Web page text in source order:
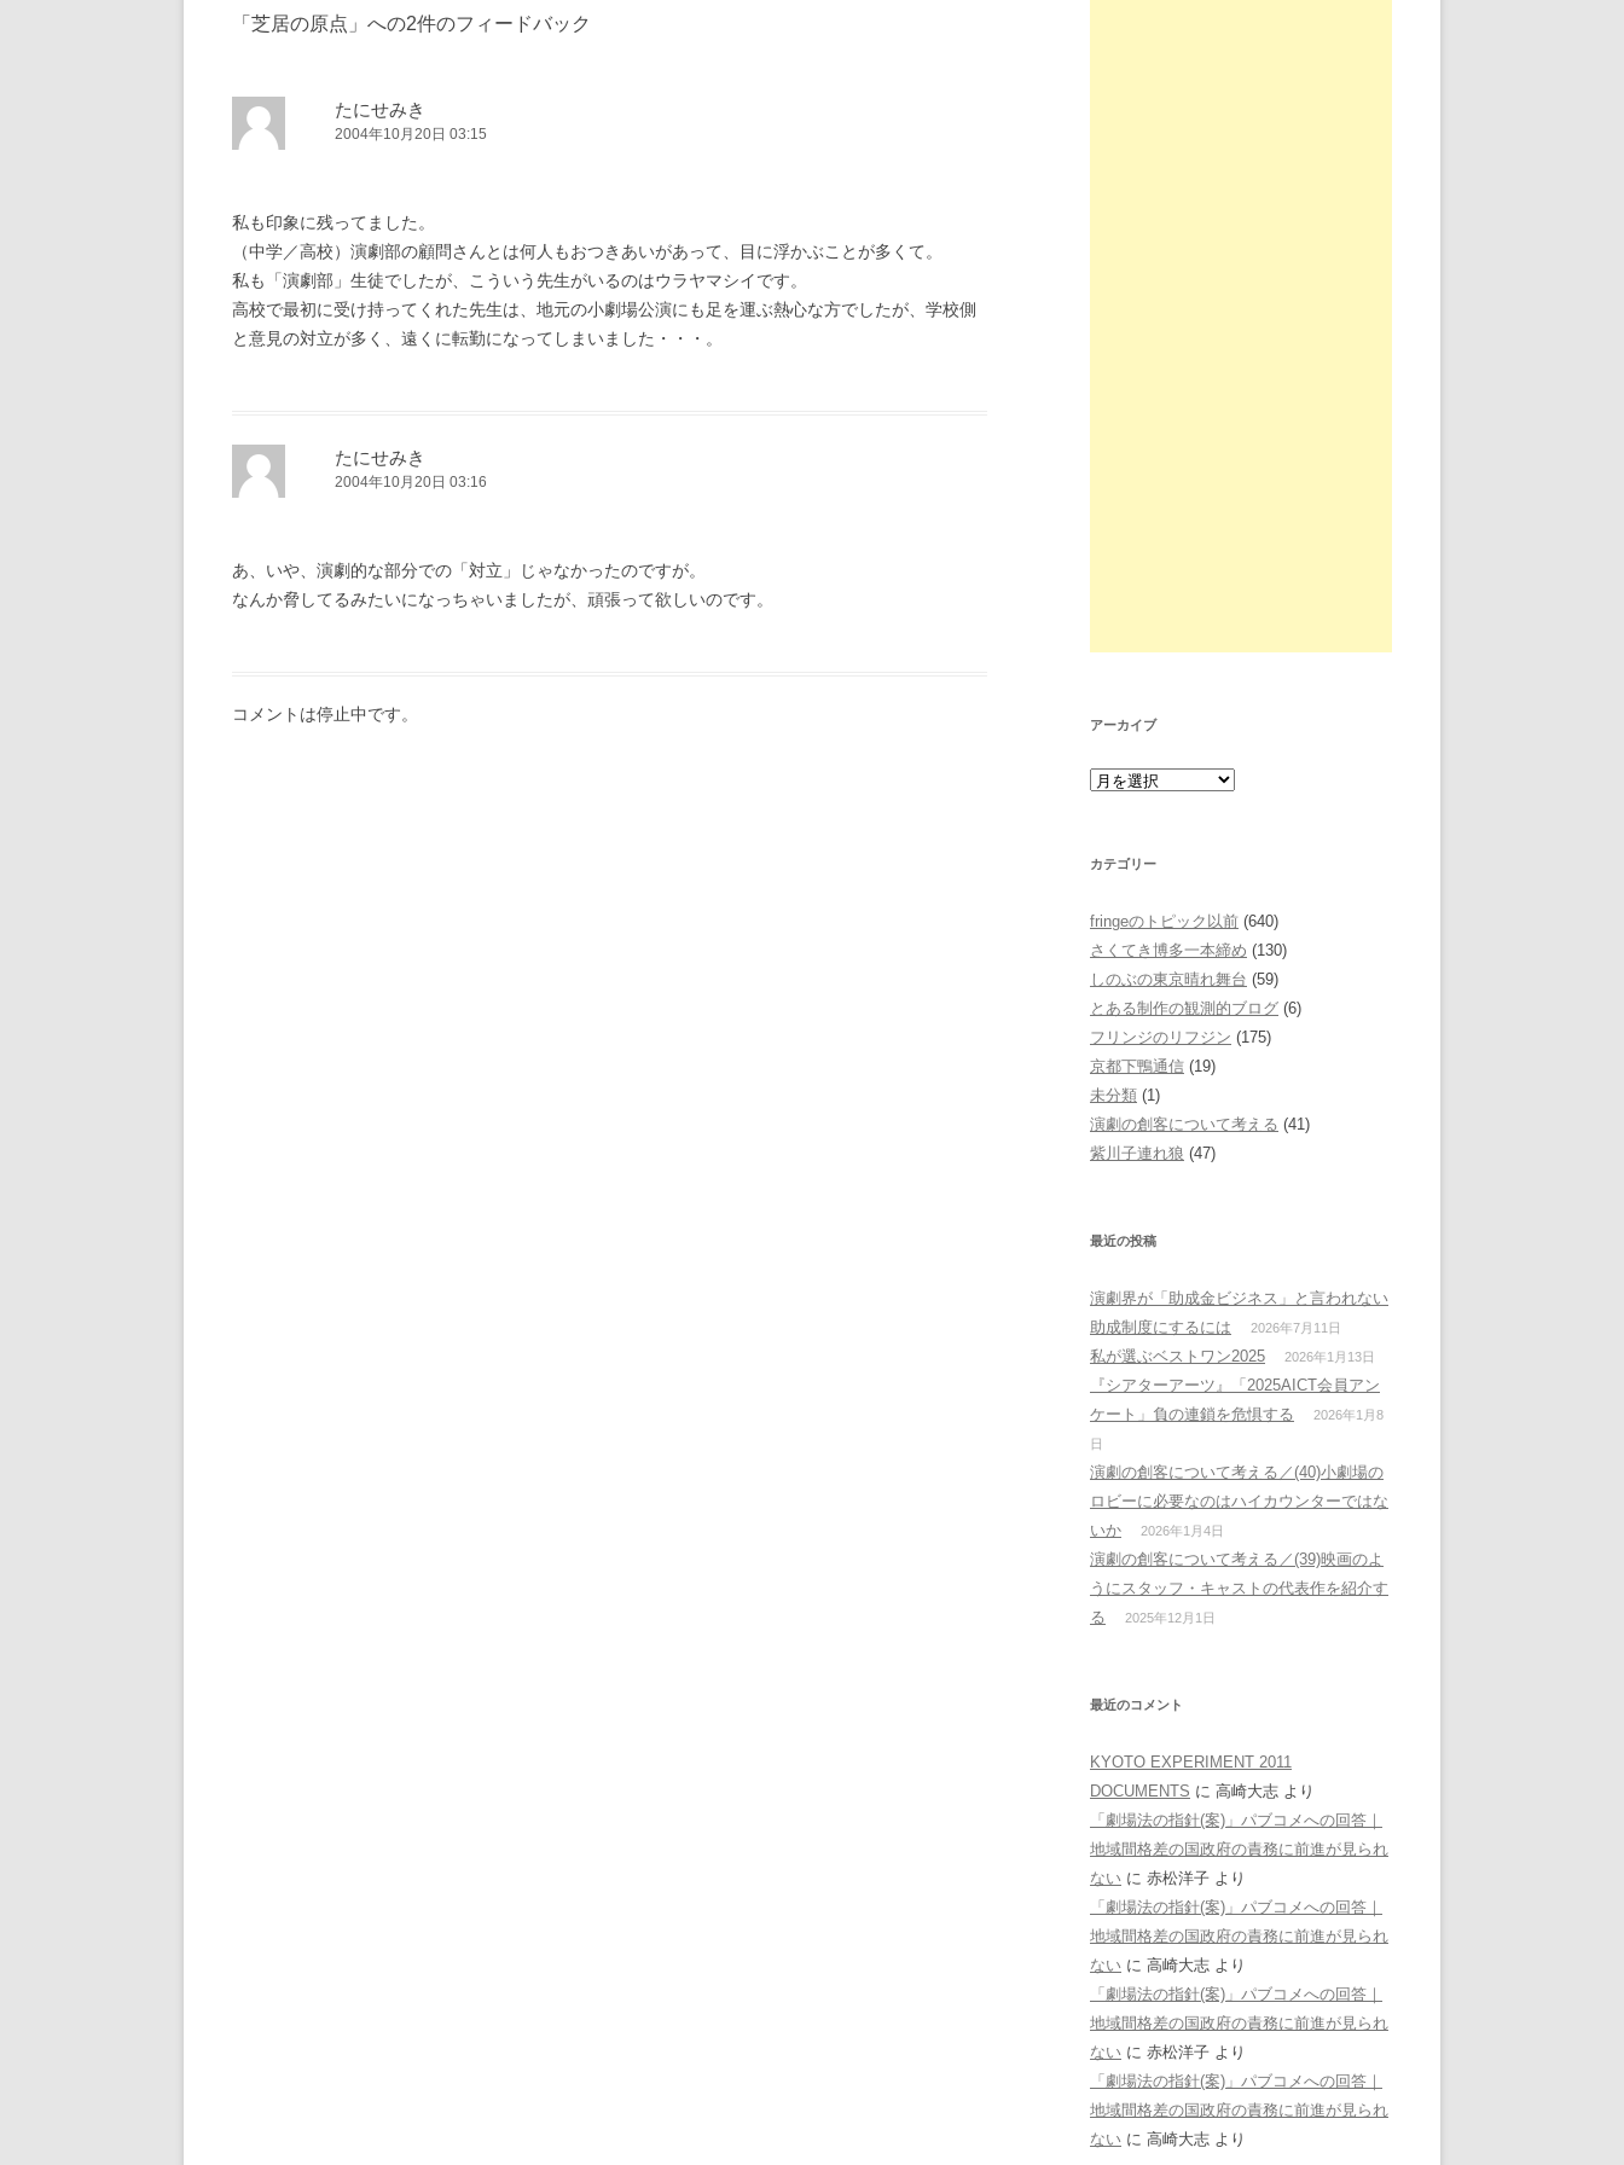
「 芝居の原点 」への2件のフィードバック
たにせみき
2004年10月20日 03:15
私も印象に残ってました。
（中学／高校）演劇部の顧問さんとは何人もおつきあいがあって、目に浮かぶことが多くて。
私も「演劇部」生徒でしたが、こういう先生がいるのはウラヤマシイです。
高校で最初に受け持ってくれた先生は、地元の小劇場公演にも足を運ぶ熱心な方でしたが、学校側
と意見の対立が多く、遠くに転勤になってしまいました・・・。
たにせみき
2004年10月20日 03:16
あ、いや、演劇的な部分での「対立」じゃなかったのですが。
なんか脅してるみたいになっちゃいましたが、頑張って欲しいのです。
コメントは停止中です。
アーカイブ
カテゴリー
fringeのトピック以前 (640)
さくてき博多一本締め (130)
しのぶの東京晴れ舞台 (59)
とある制作の観測的ブログ (6)
フリンジのリフジン (175)
京都下鴨通信 (19)
未分類 (1)
演劇の創客について考える (41)
紫川子連れ狼 (47)
最近の投稿
演劇界が「助成金ビジネス」と言われない
助成制度にするには
2026年7月11日
私が選ぶベストワン2025 2026年1月13日
『シアターアーツ』「2025AICT会員アン
ケート」負の連鎖を危惧する
2026年1月8
日
演劇の創客について考える／(40)小劇場の
ロビーに必要なのはハイカウンターではな
いか
2026年1月4日
演劇の創客について考える／(39)映画のよ
うにスタッフ・キャストの代表作を紹介す
る
2025年12月1日
最近のコメント
KYOTO EXPERIMENT 2011
DOCUMENTS に 高崎大志 より
「劇場法の指針(案)」パブコメへの回答｜
地域間格差の国政府の責務に前進が見られ
ない に 赤松洋子 より
「劇場法の指針(案)」パブコメへの回答｜
地域間格差の国政府の責務に前進が見られ
ない に 高崎大志 より
「劇場法の指針(案)」パブコメへの回答｜
地域間格差の国政府の責務に前進が見られ
ない に 赤松洋子 より
「劇場法の指針(案)」パブコメへの回答｜
地域間格差の国政府の責務に前進が見られ
ない に 高崎大志 より